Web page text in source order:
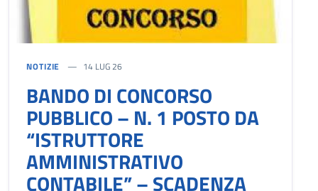
NOTIZIE 14 LUG 26
BANDO DI CONCORSO
PUBBLICO – N. 1 POSTO DA
“ISTRUTTORE
AMMINISTRATIVO
CONTABILE” – SCADENZA